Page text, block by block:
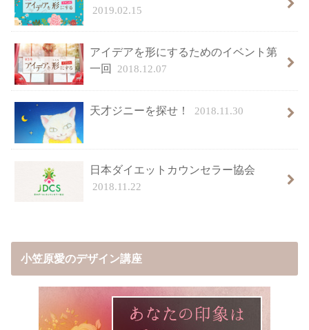
2019.02.15
アイデアを形にするためのイベント第
一回
2018.12.07
天才ジニーを探せ！ 2018.11.30
日本ダイエットカウンセラー協会
2018.11.22
小笠原愛のデザイン講座